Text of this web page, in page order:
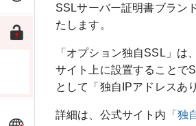
SSLサーバー証明書ブラン
たします。
「オプション独自SSL」
サイト上に設置することで
として「独自IPアドレスあ
詳細は、公式サイト内「 独